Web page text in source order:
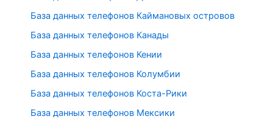
База данных телефонов Каймановых островов
База данных телефонов Канады
База данных телефонов Кении
База данных телефонов Колумбии
База данных телефонов Коста-Рики
База данных телефонов Мексики